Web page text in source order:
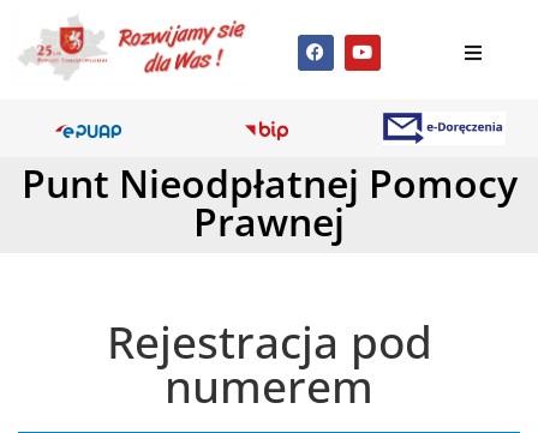
Punt Nieodpłatnej Pomocy
Prawnej
Rejestracja pod
numerem